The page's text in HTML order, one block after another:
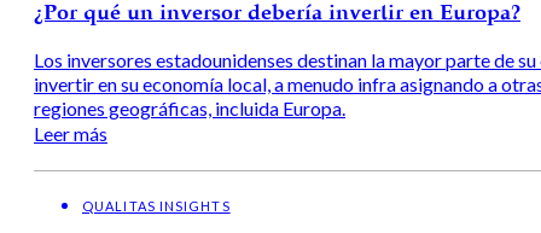
¿Por qué un inversor debería invertir en Europa?
Los inversores estadounidenses destinan la mayor parte de
invertir en su economía local, a menudo infra asignando a
regiones geográficas, incluida Europa.
Leer más
QUALITAS INSIGHTS